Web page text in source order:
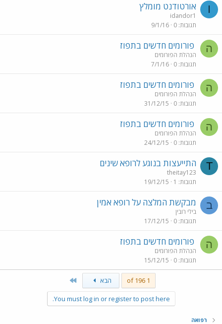
I אורטודנט מומלץ
idandor1
תגובות 0
9/1/16
ה פורומים חדשים בתפוז
הנהלת הפורומים
תגובות 0
7/1/16
ה פורומים חדשים בתפוז
הנהלת הפורומים
תגובות 0
31/12/15
ה פורומים חדשים בתפוז
הנהלת הפורומים
תגובות 0
24/12/15
T התייעצות בנוגע לרופא שינים
theitay123
תגובות 1
19/12/15
ב מבקשת המלצה על רופא אמין
בילי רובין
תגובות 0
17/12/15
ה פורומים חדשים בתפוז
הנהלת הפורומים
תגובות 0
15/12/15
1 of 196 הבא
You must log in or register to post here.
רפואה